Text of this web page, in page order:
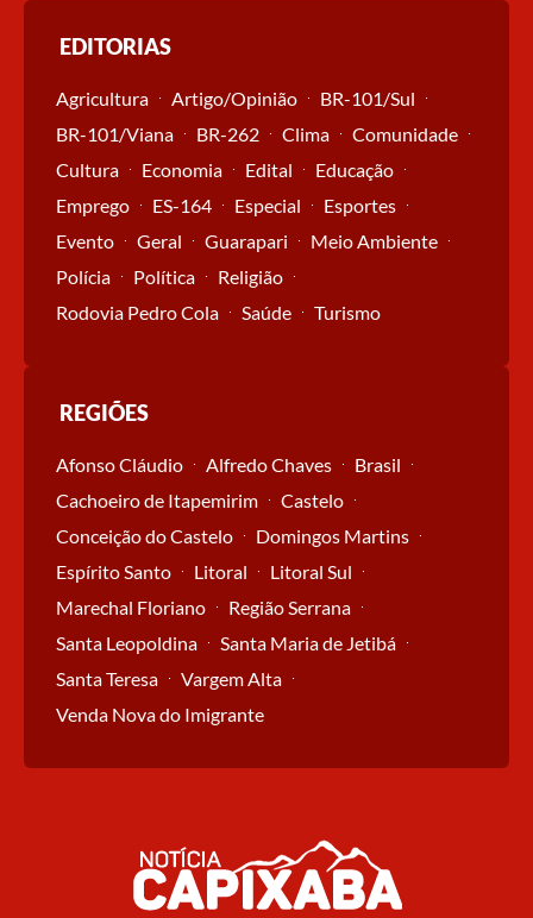
EDITORIAS
Agricultura Artigo/Opinião
BR-101/Sul
BR-101/Viana
BR-262 Clima
Comunidade
Cultura
Economia Edital
Educação
Emprego
ES-164 Especial
Esportes
Evento
Geral Guarapari
Meio Ambiente
Polícia
Política
Religião
Rodovia Pedro Cola
Saúde Turismo
REGIÕES
Afonso Cláudio Alfredo Chaves
Brasil
Cachoeiro de Itapemirim
Castelo
Conceição do Castelo
Domingos Martins
Espírito Santo
Litoral
Litoral Sul
Marechal Floriano
Região Serrana
Santa Leopoldina
Santa Maria de Jetibá
Santa Teresa
Vargem Alta
Venda Nova do Imigrante